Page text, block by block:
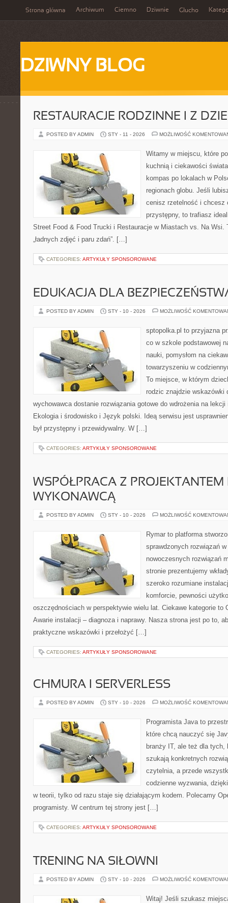
Strona główna Archiwum Ciemno Dziwnie Głucho
DZIWNY BLOG
RESTAURACJE RODZINNE I Z
POSTED BY ADMIN STY - 11 - 2026 MOŻLIWOŚĆ
Witamy w miejscu, które
kuchnią i ciekawości
kompas po lokalach w
regionach globu. Jeśli
cenisz rzetelność i chcesz
przystępny, to trafiasz
Street Food & Food Trucki i Restauracje w Miastach vs. Na Wsi.
„ładnych zdjęć i paru zdań”. […]
CATEGORIES: ARTYKUŁY SPONSOROWANE
EDUKACJA DLA
POSTED BY ADMIN STY - 10 - 2026 MOŻLIWOŚĆ
sptopolka.pl to przyjazna
co w szkole podstawowej
nauki, pomysłom na
towarzyszeniu w
To miejsce, w którym
rodzic znajdzie wskazówki
wychowawca dostanie rozwiązania gotowe do wdrożenia na
Ekologia i środowisko i Język polski. Ideą serwisu jest
był przystępny i przewidywalny. W […]
CATEGORIES: ARTYKUŁY SPONSOROWANE
WSPÓŁPRACA Z PROJEKTANTEM
WYKONAWCĄ
POSTED BY ADMIN STY - 10 - 2026 MOŻLIWOŚĆ
Rymar to platforma
sprawdzonych rozwiązań
nowoczesnych rozwiązań
stronie prezentujemy
szeroko rozumiane
komforcie, pewności
oszczędnościach w perspektywie wielu lat. Ciekawe kategorie to
Awarie instalacji – diagnoza i naprawy. Nasza strona jest po to,
praktyczne wskazówki i przełożyć […]
CATEGORIES: ARTYKUŁY SPONSOROWANE
CHMURA I SERVERLESS
POSTED BY ADMIN STY - 10 - 2026 MOŻLIWOŚĆ
Programista Java to
które chcą nauczyć się
branży IT, ale też dla tych,
szukają konkretnych
czytelnia, a przede
codzienne wyzwania,
w teorii, tylko od razu staje się działającym kodem. Polecamy
programisty. W centrum tej strony jest […]
CATEGORIES: ARTYKUŁY SPONSOROWANE
TRENING NA SIŁOWNI
POSTED BY ADMIN STY - 10 - 2026 MOŻLIWOŚĆ
Witaj! Jeśli szukasz